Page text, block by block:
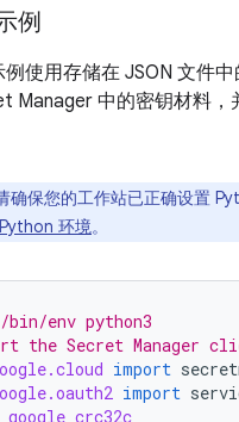
例
使用存储在 JSON 文件
Manager 中的密钥材料，
确保您的工作站已正确设置
环境。
env python3
the Secret Manager
import
import
google_crc32c